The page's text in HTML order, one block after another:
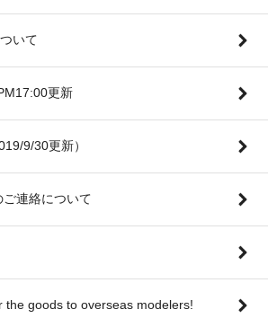
いて
更新
9/30更新）
連絡について
the goods to overseas modelers!